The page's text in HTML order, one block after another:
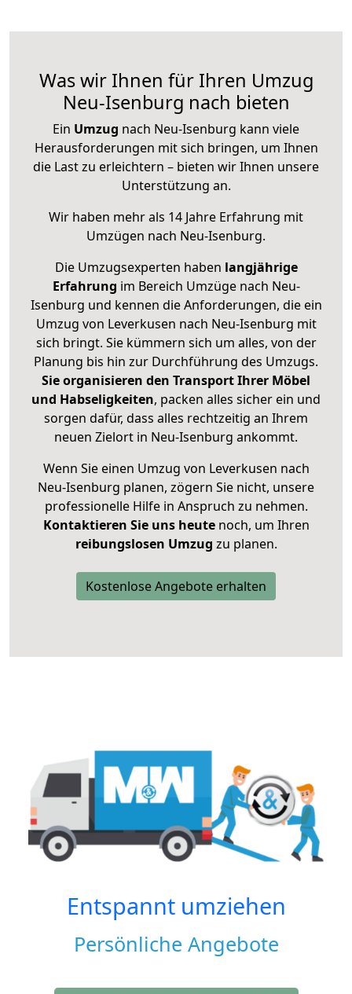
Was wir Ihnen für Ihren Umzug
Neu-Isenburg nach bieten
Ein Umzug nach Neu-Isenburg kann viele
Herausforderungen mit sich bringen, um Ihnen
die Last zu erleichtern – bieten wir Ihnen unsere
Unterstützung an.
Wir haben mehr als 14 Jahre Erfahrung mit
Umzügen nach Neu-Isenburg.
Die Umzugsexperten haben langjährige
Erfahrung im Bereich Umzüge nach Neu-
Isenburg und kennen die Anforderungen, die ein
Umzug von Leverkusen nach Neu-Isenburg mit
sich bringt. Sie kümmern sich um alles, von der
Planung bis hin zur Durchführung des Umzugs.
Sie organisieren den Transport Ihrer Möbel
und Habseligkeiten, packen alles sicher ein und
sorgen dafür, dass alles rechtzeitig an Ihrem
neuen Zielort in Neu-Isenburg ankommt.
Wenn Sie einen Umzug von Leverkusen nach
Neu-Isenburg planen, zögern Sie nicht, unsere
professionelle Hilfe in Anspruch zu nehmen.
Kontaktieren Sie uns heutenoch, um Ihren
reibungslosen Umzug zu planen.
Kostenlose Angebote erhalten
Entspannt umziehen
Persönliche Angebote